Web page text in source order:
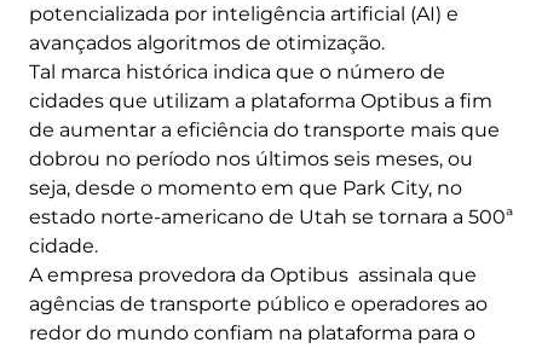
potencializada por inteligência artificial (AI) e
avançados algoritmos de otimização.
Tal marca histórica indica que o número de
cidades que utilizam a plataforma Optibus a fim
de aumentar a eficiência do transporte mais que
dobrou no período nos últimos seis meses, ou
seja, desde o momento em que Park City, no
estado norte-americano de Utah se tornara a 500ª
cidade.
A empresa provedora da Optibus assinala que
agências de transporte público e operadores ao
redor do mundo confiam na plataforma para o